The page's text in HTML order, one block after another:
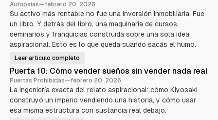
Autopsias—febrero 20, 2026
Su activo más rentable no fue una inversión inmobiliaria. Fue
un libro. Y detrás del libro, una maquinaria de cursos,
seminarios y franquicias construida sobre una sola idea
aspiracional. Esto es lo que queda cuando sacás el humo.
R
b
e
r
t
i
o
Leer artículo completo
Puerta 10: Cómo vender sueños sin vender nada real
Puertas Prohibidas—febrero 20, 2026
La ingeniería exacta del relato aspiracional: cómo Kiyosaki
construyó un imperio vendiendo una historia, y cómo usar
esa misma estructura con sustancia real debajo.